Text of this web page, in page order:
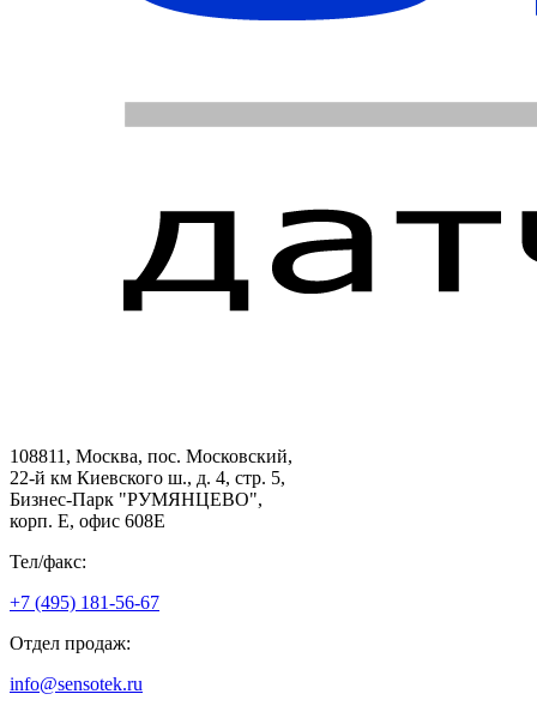
108811, Москва, пос. Московский,
22-й км Киевского ш., д. 4, стр. 5,
Бизнес-Парк "РУМЯНЦЕВО",
корп. Е, офис 608E
Тел/факс:
+7 (495) 181-56-67
Отдел продаж:
info@sensotek.ru